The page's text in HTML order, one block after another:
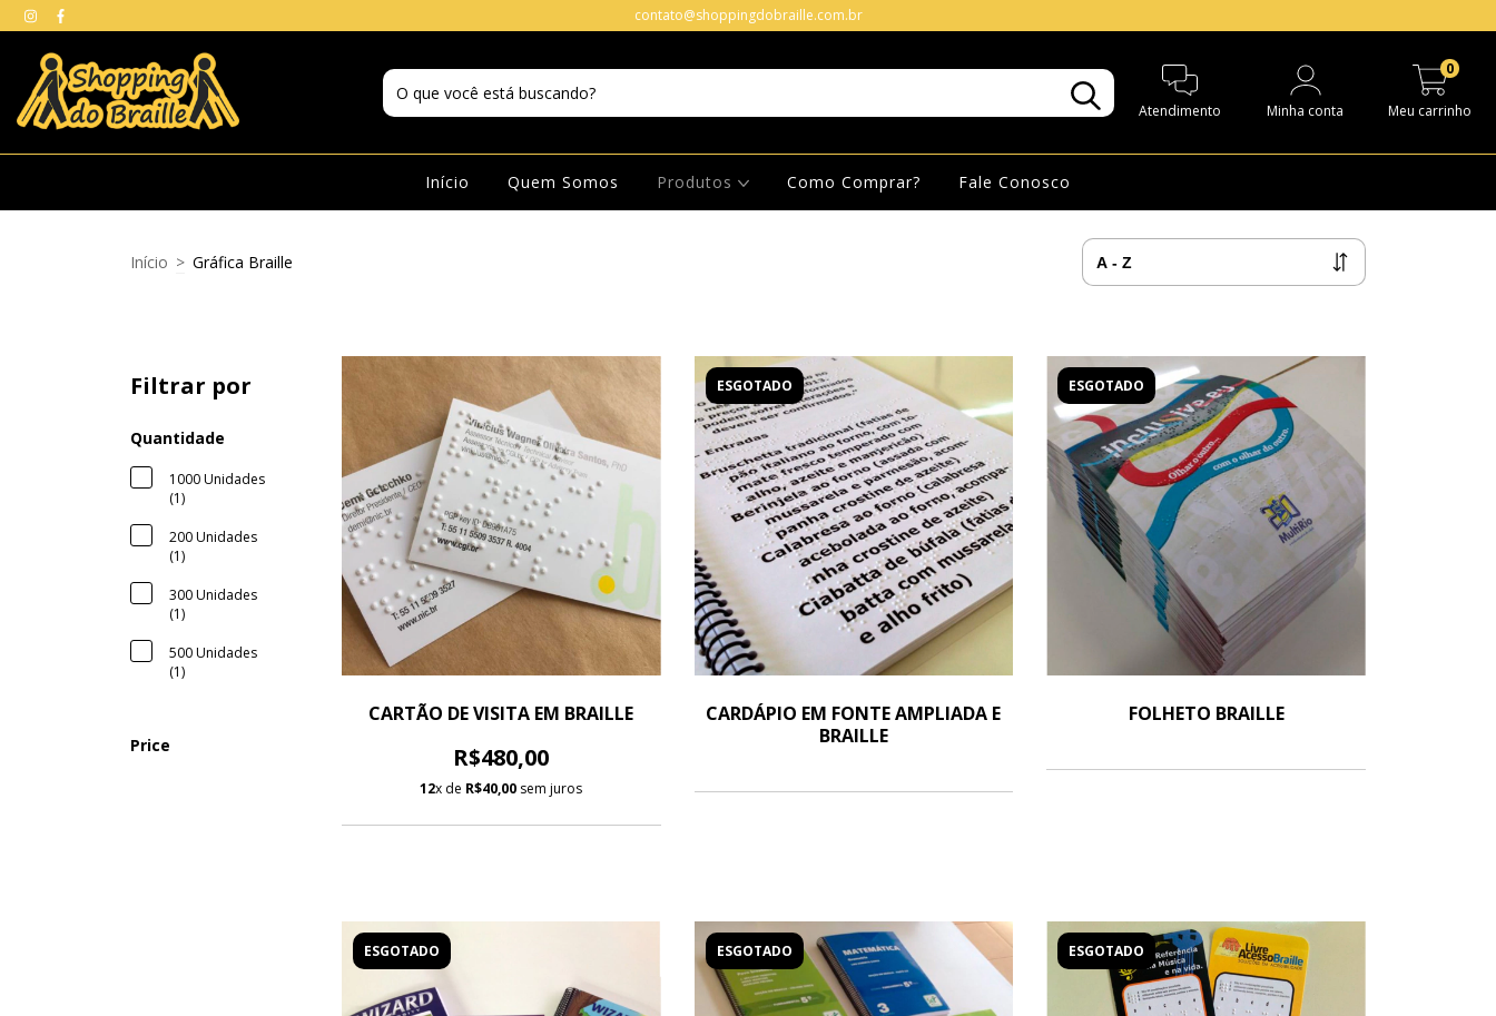
contato@shoppingdobraille.com.br
Atendimento Minha conta Meu carrinho
0
Início Quem Somos Produtos Como Comprar? Fale Conosco
Início > Gráfica Braille
Filtrar por
Quantidade
1000 Unidades
(1)
200 Unidades
(1)
300 Unidades
(1)
500 Unidades
(1)
Price
CARTÃO DE VISITA EM BRAILLE
R$480,00
12x de R$40,00 sem juros
ESGOTADO
CARDÁPIO EM FONTE AMPLIADA E
BRAILLE
ESGOTADO
FOLHETO BRAILLE
ESGOTADO ESGOTADO ESGOTADO